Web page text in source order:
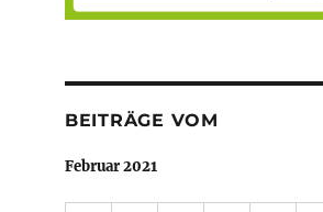
BEITRÄGE VOM
Februar 2021